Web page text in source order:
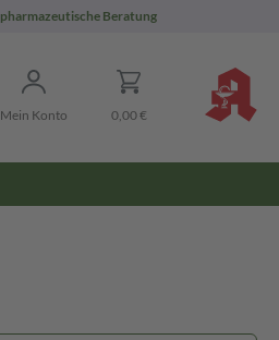
pharmazeutische Beratung
Mein Konto 0,00 €